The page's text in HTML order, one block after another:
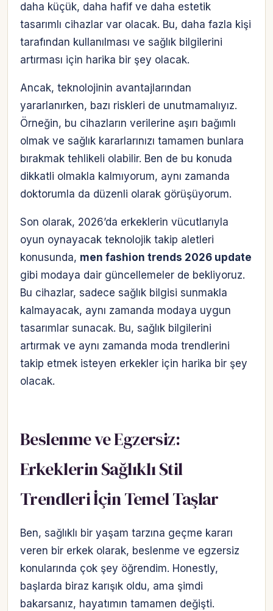
daha küçük, daha hafif ve daha estetik
tasarımlı cihazlar var olacak. Bu, daha fazla kişi
tarafından kullanılması ve sağlık bilgilerini
artırması için harika bir şey olacak.
Ancak, teknolojinin avantajlarından
yararlanırken, bazı riskleri de unutmamalıyız.
Örneğin, bu cihazların verilerine aşırı bağımlı
olmak ve sağlık kararlarınızı tamamen bunlara
bırakmak tehlikeli olabilir. Ben de bu konuda
dikkatli olmakla kalmıyorum, aynı zamanda
doktorumla da düzenli olarak görüşüyorum.
Son olarak, 2026’da erkeklerin vücutlarıyla
oyun oynayacak teknolojik takip aletleri
konusunda, men fashion trends 2026 update
gibi modaya dair güncellemeler de bekliyoruz.
Bu cihazlar, sadece sağlık bilgisi sunmakla
kalmayacak, aynı zamanda modaya uygun
tasarımlar sunacak. Bu, sağlık bilgilerini
artırmak ve aynı zamanda moda trendlerini
takip etmek isteyen erkekler için harika bir şey
olacak.
Beslenme ve Egzersiz:
Erkeklerin Sağlıklı Stil
Trendleri İçin Temel Taşlar
Ben, sağlıklı bir yaşam tarzına geçme kararı
veren bir erkek olarak, beslenme ve egzersiz
konularında çok şey öğrendim. Honestly,
başlarda biraz karışık oldu, ama şimdi
bakarsanız, hayatımın tamamen değişti.